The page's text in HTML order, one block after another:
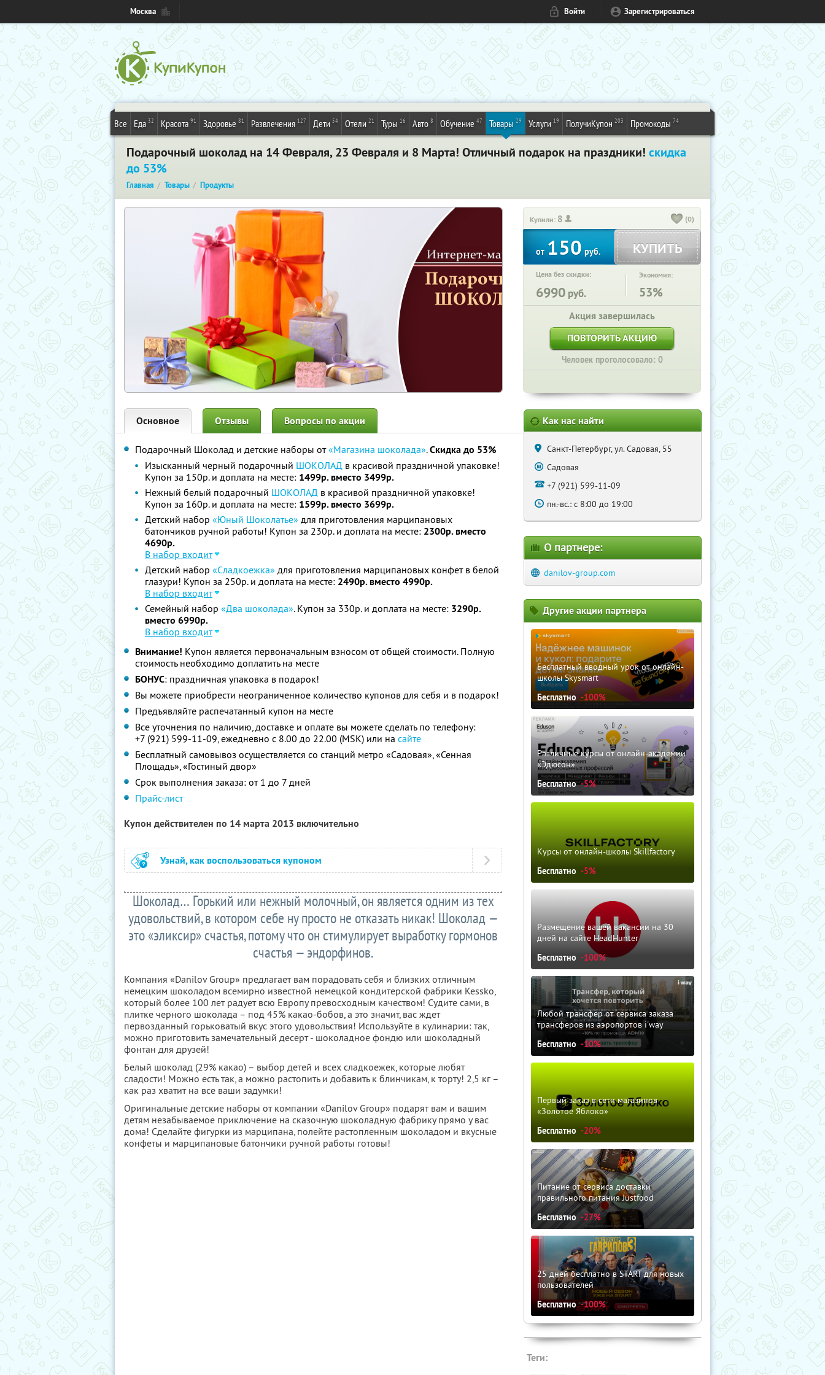
Москва Войти Зарегистрироваться
Все Еда 32 Красота 91 Здоровье 81 Развлечения 127 Дети 54 Отели 21 Туры 16 Авто 8 Обучение 47 Товары 29 Услуги 19 ПолучиКупон 203 Промокоды 74
Подарочный шоколад на 14 Февраля, 23 Февраля и 8 Марта! Отличный подарок на праздники! скидка
до 53%
Главная Товары Продукты
Купили: 8 (0)
от150руб. КУПИТЬ
Цена без скидки:
6990 руб.
Экономия:
53%
Акция завершилась
ПОВТОРИТЬ АКЦИЮ
Человек проголосовало: 0
Основное Отзывы Вопросы по акции
Подарочный Шоколад и детские наборы от«Магазина шоколада».Скидка до 53%
Изысканный черный подарочный ШОКОЛАД в красивой праздничной упаковке!
Купон за 150р. и доплата на месте: 1499р. вместо 3499р.
Нежный белый подарочный ШОКОЛАД в красивой праздничной упаковке!
Купон за 160р. и доплата на месте: 1599р. вместо 3699р.
Детский набор «Юный Шоколатье» для приготовления марципановых
батончиков ручной работы! Купон за 230р. и доплата на месте: 2300р. вместо
4690р.
В набор входит
Детский набор «Сладкоежка» для приготовления марципановых конфет в белой
глазури! Купон за 250р. и доплата на месте: 2490р. вместо 4990р.
В набор входит
Семейный набор «Два шоколада». Купон за 330р. и доплата на месте: 3290р.
вместо 6990р.
В набор входит
Внимание! Купон является первоначальным взносом от общей стоимости. Полную
стоимость необходимо доплатить на месте
БОНУС: праздничная упаковка в подарок!
Вы можете приобрести неограниченное количество купонов для себя и в подарок!
Предъявляйте распечатанный купон на месте
Все уточнения по наличию, доставке и оплате вы можете сделать по телефону:
+7 (921) 599-11-09,ежедневно с 8.00 до 22.00 (MSK) или на сайте
Бесплатный самовывоз осуществляется со станций метро «Садовая», «Сенная
Площадь», «Гостиный двор»
Срок выполнения заказа: от 1 до 7 дней
Прайс-лист
Купон действителен по 14 марта 2013 включительно
Узнай, как воспользоваться купоном
Шоколад… Горький или нежный молочный, он является одним из тех
удовольствий, в котором себе ну просто не отказать никак! Шоколад —
это «эликсир» счастья, потому что он стимулирует выработку гормонов
счастья — эндорфинов.
Компания «Danilov Group» предлагает вам порадовать себя и близких отличным
немецким шоколадом всемирно известной немецкой кондитерской фабрики Kessko,
который более 100 лет радует всю Европу превосходным качеством! Судите сами, в
плитке черного шоколада – под 45% какао-бобов, а это значит, вас ждет
первозданный горьковатый вкус этого удовольствия! Используйте в кулинарии: так,
можно приготовить замечательный десерт - шоколадное фондю или шоколадный
фонтан для друзей!
Белый шоколад (29% какао) – выбор детей и всех сладкоежек, которые любят
сладости! Можно есть так, а можно растопить и добавить к блинчикам, к торту! 2,5 кг –
как раз хватит на все ваши задумки!
Оригинальные детские наборы от компании «Danilov Group» подарят вам и вашим
детям незабываемое приключение на сказочную шоколадную фабрику прямо у вас
дома! Сделайте фигурки из марципана, полейте растопленным шоколадом и вкусные
конфеты и марципановые батончики ручной работы готовы!
Как нас найти
Санкт-Петербург, ул. Садовая, 55
Садовая
+7 (921) 599-11-09
пн.-вс.: с 8:00 до 19:00
О партнере:
danilov-group.com
Другие акции партнера
Бесплатный вводный урок от онлайн-
школы Skysmart
Бесплатно -100%
Различные курсы от онлайн-академии
«Эдюсон»
Бесплатно -5%
Курсы от онлайн-школы Skillfactory
Бесплатно -5%
Размещение вашей вакансии на 30
дней на сайте HeadHunter
Бесплатно -100%
Любой трансфер от сервиса заказа
трансферов из аэропортов i'way
Бесплатно -10%
Первый заказ в сети магазинов
«Золотое Яблоко»
Бесплатно -20%
Питание от сервиса доставки
правильного питания Justfood
Бесплатно -27%
25 дней бесплатно в START для новых
пользователей
Бесплатно -100%
Теги: